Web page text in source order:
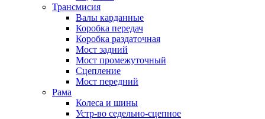
Трансмисия
Валы карданные
Коробка передач
Коробка раздаточная
Мост задний
Мост промежуточный
Сцепление
Мост передний
Рама
Колеса и шины
Устр-во седельно-сцепное